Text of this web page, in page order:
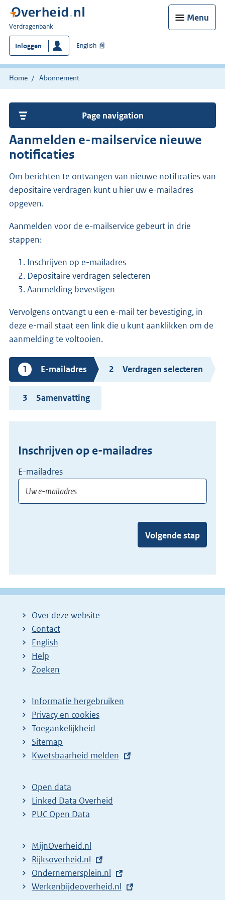
Menu
U
bent
hier:
Verdragenbank
Inloggen English
Home Abonnement
Page navigation
Aanmelden e-mailservice nieuwe
notificaties
Om berichten te ontvangen van nieuwe notificaties van
depositaire verdragen kunt u hier uw e-mailadres
opgeven.
Aanmelden voor de e-mailservice gebeurt in drie
stappen:
Inschrijven op e-mailadres
Depositaire verdragen selecteren
Aanmelding bevestigen
Vervolgens ontvangt u een e-mail ter bevestiging, in
deze e-mail staat een link die u kunt aanklikken om de
aanmelding te voltooien.
Huidige
stap
E-mailadres Verdragen selecteren
Samenvatting
Inschrijven op e-mailadres
E-mailadres
Volgende stap
Over deze website
Contact
English
Help
Zoeken
Informatie hergebruiken
Privacy en cookies
Toegankelijkheid
Sitemap
E
t
e
r
l
i
n
k
Kwetsbaarheid melden
Open data
Linked Data Overheid
PUC Open Data
MijnOverheid.nl
E
x
t
Rijksoverheid.nl
e
x
E
x
Ondernemersplein.nl
e
E
Werkenbijdeoverheid.nl